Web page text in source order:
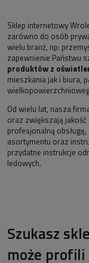
Sklep internetowy
zarówno do osób
wielu branż, np:
zapewnienie Państwu
produktów z
mieszkania jak i biura,
Od wielu lat, nasza
oraz zwiększają
profesjonalną
asortymentu oraz
przydatne instrukcje
ledowych.
Szukasz
może profili